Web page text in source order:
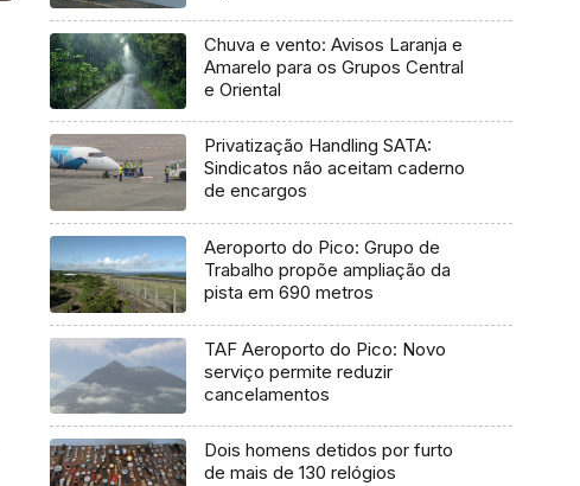
Chuva e vento: Avisos Laranja e
Amarelo para os Grupos Central
e Oriental
Privatização Handling SATA:
Sindicatos não aceitam caderno
de encargos
Aeroporto do Pico: Grupo de
Trabalho propõe ampliação da
pista em 690 metros
TAF Aeroporto do Pico: Novo
serviço permite reduzir
cancelamentos
Dois homens detidos por furto
de mais de 130 relógios